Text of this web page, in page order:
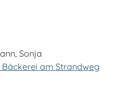
Sonja
am Strandweg